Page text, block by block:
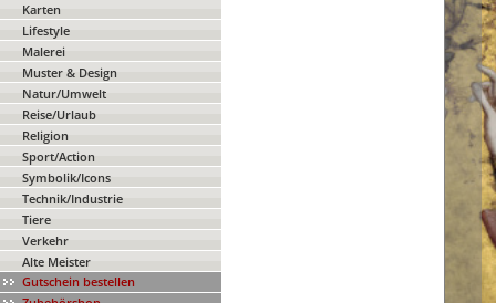
Karten
Lifestyle
Malerei
Muster & Design
Natur/Umwelt
Reise/Urlaub
Religion
Sport/Action
Symbolik/Icons
Technik/Industrie
Tiere
Verkehr
Alte Meister
Gutschein bestellen